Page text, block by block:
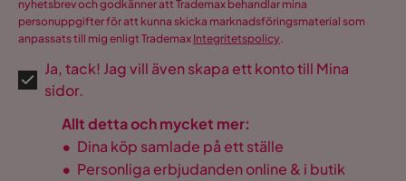
nyhetsbrev och godkänner att Trademax behandlar mina
personuppgifter för att kunna skicka marknadsföringsmaterial som
anpassats till mig enligt Trademax Integritetspolicy.
Ja, tack! Jag vill även skapa ett konto till Mina
sidor.
Allt detta och mycket mer:
• Dina köp samlade på ett ställe
• Personliga erbjudanden online & i butik